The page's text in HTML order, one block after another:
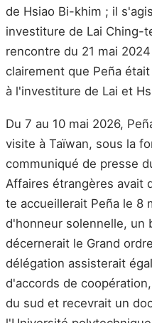
de Hsiao Bi-khim ; il
investiture de Lai Ching-
rencontre du 21 mai
clairement que Peña
à l'investiture de Lai et
Du 7 au 10 mai 2026,
visite à Taïwan, sous la
communiqué de presse
Affaires étrangères avait
te accueillerait Peña le 8
d'honneur solennelle, un
décernerait le Grand
délégation assisterait
d'accords de
du sud et recevrait un